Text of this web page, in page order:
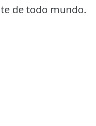
de todo mundo.